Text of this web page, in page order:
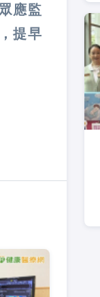
應監
提早